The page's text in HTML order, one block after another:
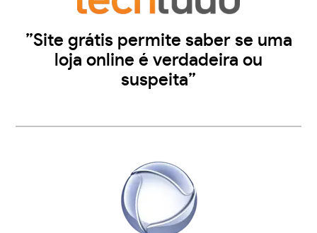
”Site grátis permite saber se uma
loja online é verdadeira ou
suspeita”